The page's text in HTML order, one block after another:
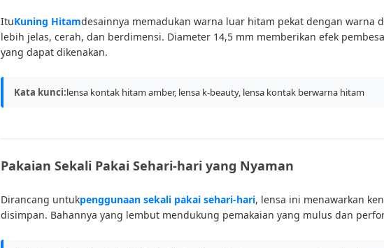
ItuKuning Hitamdesainnya memadukan warna luar hitam pekat dengan warna
lebih jelas, cerah, dan berdimensi. Diameter 14,5 mm memberikan efek
yang dapat dikenakan.
Kata kunci:lensa kontak hitam amber, lensa k-beauty, lensa kontak berwarna hitam
Pakaian Sekali Pakai Sehari-hari yang Nyaman
Dirancang untukpenggunaan sekali pakai sehari-hari, lensa ini menawarkan
disimpan. Bahannya yang lembut mendukung pemakaian yang mulus dan